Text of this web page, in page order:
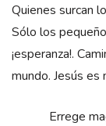
Quienes surcan
Sólo los
¡esperanza!.
mundo. Jesús
Errege mago